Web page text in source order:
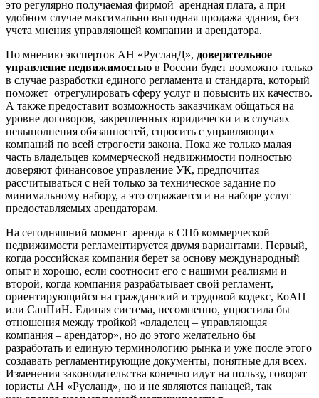
это регулярно получаемая фирмой арендная плата, а при
удобном случае максимально выгодная продажа здания, без
учета мнения управляющей компании и арендатора.
По мнению экспертов АН «РусланД», доверительное
управление недвижимостью в России будет возможно только
в случае разработки единого регламента и стандарта, который
поможет отрегулировать сферу услуг и повысить их качество.
А также предоставит возможность заказчикам общаться на
уровне договоров, закрепленных юридически и в случаях
невыполнения обязанностей, спросить с управляющих
компаний по всей строгости закона. Пока же только малая
часть владельцев коммерческой недвижимости полностью
доверяют финансовое управление УК, предпочитая
рассчитываться с ней только за техническое задание по
минимальному набору, а это отражается и на наборе услуг
предоставляемых арендаторам.
На сегодняшний момент аренда в СПб коммерческой
недвижимости регламентируется двумя вариантами. Первый,
когда российская компания берет за основу международный
опыт и хорошо, если соотносит его с нашими реалиями и
второй, когда компания разрабатывает свой регламент,
ориентирующийся на гражданский и трудовой кодекс, КоАП
или СанПиН. Единая система, несомненно, упростила бы
отношения между тройкой «владелец – управляющая
компания – арендатор», но до этого желательно бы
разработать и единую терминологию рынка и уже после этого
создавать регламентирующие документы, понятные для всех.
Изменения законодательства конечно идут на пользу, говорят
юристы АН «Русланд», но и не являются панацей, так